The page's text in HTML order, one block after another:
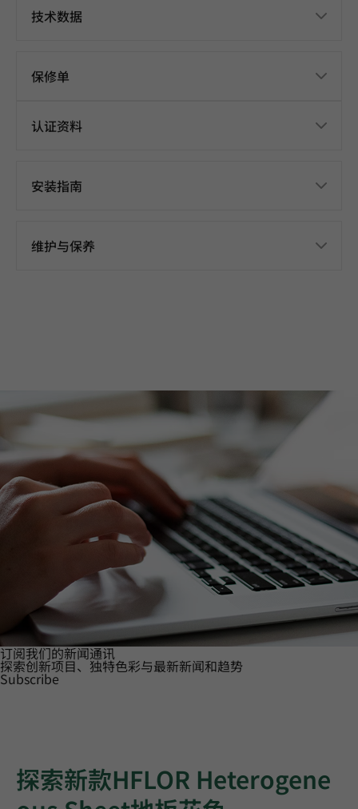
技术数据
保修单
认证资料
安装指南
维护与保养
订阅我们的新闻通讯
探索创新项目、独特色彩与最新新闻和趋势
Subscribe
探索新款HFLOR Heterogene